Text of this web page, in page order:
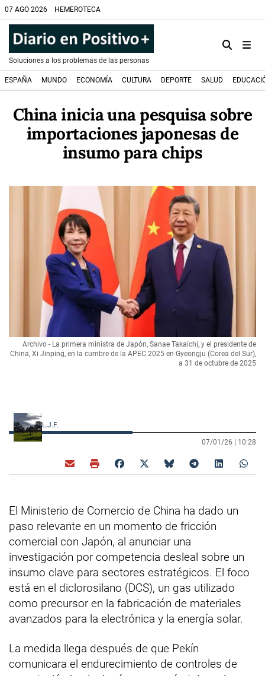
07 AGO 2026 HEMEROTECA
Soluciones a los problemas de las personas
ESPAÑA MUNDO ECONOMÍA CULTURA DEPORTE SALUD
China inicia una pesquisa sobre
importaciones japonesas de
insumo para chips
Archivo - La primera ministra de Japón, Sanae Takaichi, y el presidente de
China, Xi Jinping, en la cumbre de la APEC 2025 en Gyeongju (Corea del Sur),
a 31 de octubre de 2025
L.J.F.
07/01/26 | 10:28
El Ministerio de Comercio de China ha dado un
paso relevante en un momento de fricción
comercial con Japón, al anunciar una
investigación por competencia desleal sobre un
insumo clave para sectores estratégicos. El foco
está en el diclorosilano (DCS), un gas utilizado
como precursor en la fabricación de materiales
avanzados para la electrónica y la energía solar.
La medida llega después de que Pekín
comunicara el endurecimiento de controles de